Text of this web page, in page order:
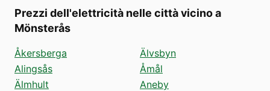
Prezzi dell'elettricità nelle città vicino a
Mönsterås
Åkersberga
Alingsås
Älmhult
Älvsbyn
Åmål
Aneby